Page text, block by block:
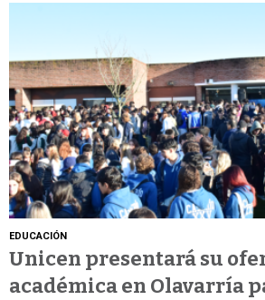
EDUCACIÓN
Unicen presentará su
académica en Olavarría